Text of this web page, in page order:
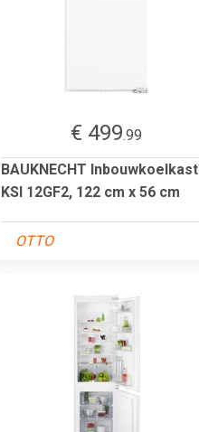
€ 499.99
BAUKNECHT Inbouwkoelkast
KSI 12GF2, 122 cm x 56 cm
OTTO